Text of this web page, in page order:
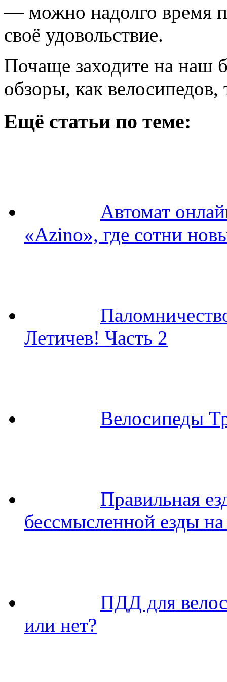
— можно надолго время
своё удовольствие.
Почаще заходите на наш
обзоры, как
Ещё статьи по теме:
Автомат
«Azino», где сотни
Летичев! Часть 2
Велосипеды
Правильная
бессмысленной езды
ПДД для
или нет?